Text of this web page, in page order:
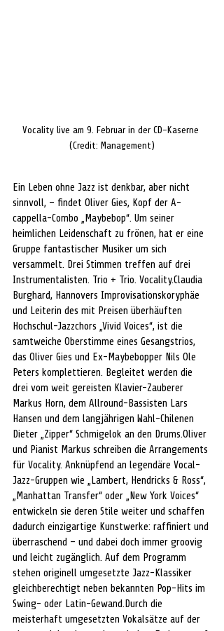
Vocality live am 9. Februar in der CD-Kaserne
(Credit: Management)
Ein Leben ohne Jazz ist denkbar, aber nicht
sinnvoll, – findet Oliver Gies, Kopf der A-
cappella-Combo „Maybebop“. Um seiner
heimlichen Leidenschaft zu frönen, hat er eine
Gruppe fantastischer Musiker um sich
versammelt. Drei Stimmen treffen auf drei
Instrumentalisten. Trio + Trio. Vocality.Claudia
Burghard, Hannovers Improvisationskoryphäe
und Leiterin des mit Preisen überhäuften
Hochschul-Jazzchors „Vivid Voices“, ist die
samtweiche Oberstimme eines Gesangstrios,
das Oliver Gies und Ex-Maybebopper Nils Ole
Peters komplettieren. Begleitet werden die
drei vom weit gereisten Klavier-Zauberer
Markus Horn, dem Allround-Bassisten Lars
Hansen und dem langjährigen Wahl-Chilenen
Dieter „Zipper“ Schmigelok an den Drums.Oliver
und Pianist Markus schreiben die Arrangements
für Vocality. Anknüpfend an legendäre Vocal-
Jazz-Gruppen wie „Lambert, Hendricks & Ross“,
„Manhattan Transfer“ oder „New York Voices“
entwickeln sie deren Stile weiter und schaffen
dadurch einzigartige Kunstwerke: raffiniert und
überraschend – und dabei doch immer groovig
und leicht zugänglich. Auf dem Programm
stehen originell umgesetzte Jazz-Klassiker
gleichberechtigt neben bekannten Pop-Hits im
Swing- oder Latin-Gewand.Durch die
meisterhaft umgesetzten Vokalsätze auf der